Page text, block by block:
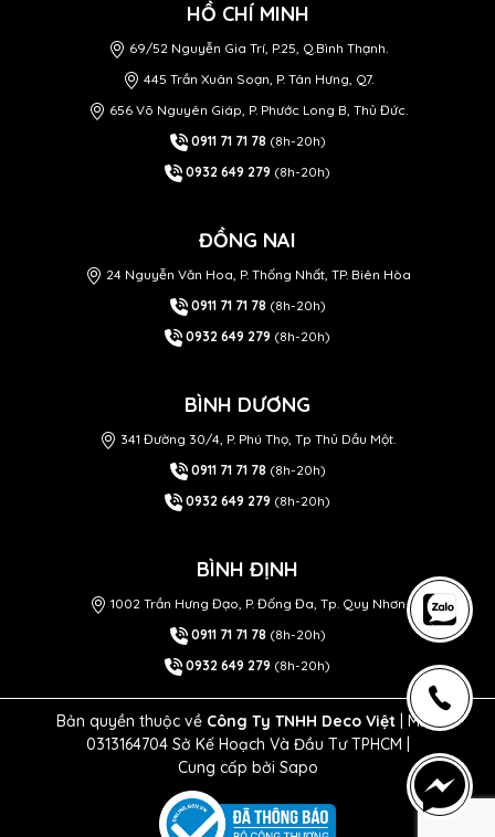
HỒ CHÍ MINH
69/52 Nguyễn Gia Trí, P.25, Q.Bình Thạnh.
445 Trần Xuân Soạn, P. Tân Hưng, Q7.
656 Võ Nguyên Giáp, P. Phước Long B, Thủ Đức.
0911 71 71 78 (8h-20h)
0932 649 279 (8h-20h)
ĐỒNG NAI
24 Nguyễn Văn Hoa, P. Thống Nhất, TP. Biên Hòa
0911 71 71 78 (8h-20h)
0932 649 279 (8h-20h)
BÌNH DƯƠNG
341 Đường 30/4, P. Phú Thọ, Tp Thủ Dầu Một.
0911 71 71 78 (8h-20h)
0932 649 279 (8h-20h)
BÌNH ĐỊNH
1002 Trần Hưng Đạo, P. Đống Đa, Tp. Quy Nhơn
0911 71 71 78 (8h-20h)
0932 649 279 (8h-20h)
Bản quyền thuộc về Công Ty TNHH Deco Việt | MST
0313164704 Sở Kế Hoạch Và Đầu Tư TPHCM |
Cung cấp bởi Sapo